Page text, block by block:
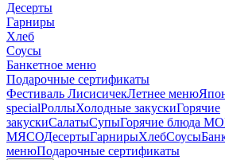
Десерты
Гарниры
Хлеб
Соусы
Банкетное меню
Подарочные сертификаты
Фестиваль ЛисисичекЛетнее меню
specialРоллыХолодные закускиГорячие
закускиСалатыСупыГорячие блюда
МЯСОДесертыГарнирыХлебСоусы
менюПодарочные сертификаты